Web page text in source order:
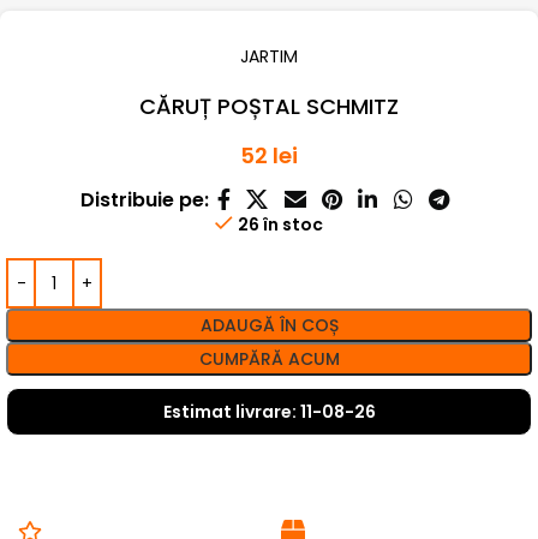
JARTIM
CĂRUȚ POȘTAL SCHMITZ
52 lei
Distribuie pe:
26 în stoc
ADAUGĂ ÎN COȘ
CUMPĂRĂ ACUM
Estimat livrare: 11-08-26